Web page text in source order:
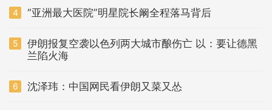
4 “亚洲最大医院”明星院长阚全程落马背后
5
伊朗报复空袭以色列两大城市酿伤亡 以：要让德黑
兰陷火海
6 沈泽玮：中国网民看伊朗又菜又怂